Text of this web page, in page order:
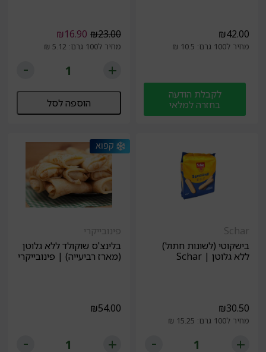
₪42.00
מחיר ל100 גרם: 10.5 ₪
לקבלת הודעה
בחזרה למלאי
₪23.00
₪16.90
מחיר ל100 גרם: 5.12 ₪
הוספה לסל
Schar
בישקוטי (לשונות חתול)
ללא גלוטן | Schar
₪30.50
מחיר ל100 גרם: 15.25 ₪
פינובייקרי
בלינצ'ס שוקולד ללא גלוטן
(מארז רביעייה) | פינובייקרי
₪54.00